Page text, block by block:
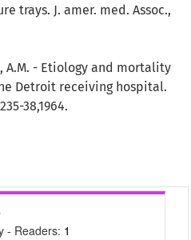
- Readers: 1
trays. J. amer. med. Assoc.,
A.M. - Etiology and mortality
Detroit receiving hospital.
38,1964.